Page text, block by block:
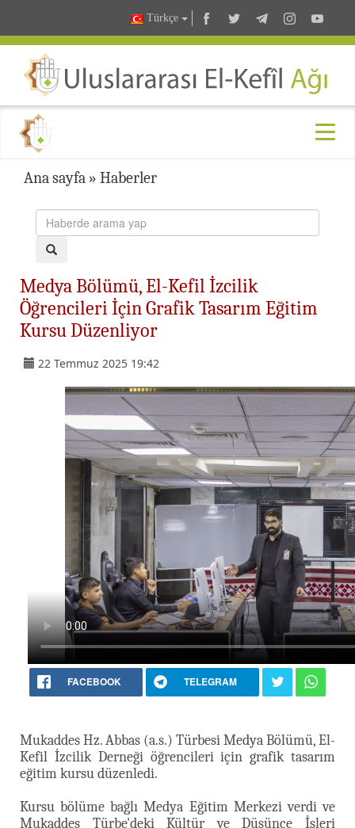
Türkçe
Ana sayfa » Haberler
Medya Bölümü, El-Kefil İzcilik
Öğrencileri İçin Grafik Tasarım Eğitim
Kursu Düzenliyor
22 Temmuz 2025 19:42
FACEBOOK TELEGRAM
Mukaddes Hz. Abbas (a.s.) Türbesi Medya Bölümü, El-
Kefil İzcilik Derneği öğrencileri için grafik tasarım
eğitim kursu düzenledi.
Kursu bölüme bağlı Medya Eğitim Merkezi verdi ve
Mukaddes Türbe'deki Kültür ve Düşünce İşleri